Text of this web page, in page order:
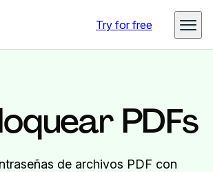
Try for free
PDFs
de archivos PDF con